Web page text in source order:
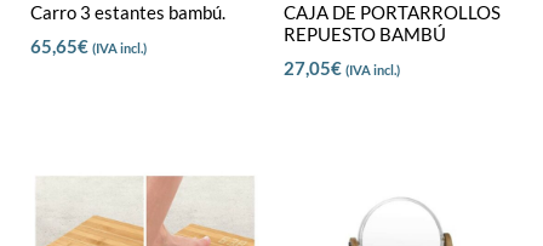
Carro 3 estantes bambú.
65,65€ (IVA incl.)
CAJA DE PORTARROLLOS
REPUESTO BAMBÚ
27,05€ (IVA incl.)